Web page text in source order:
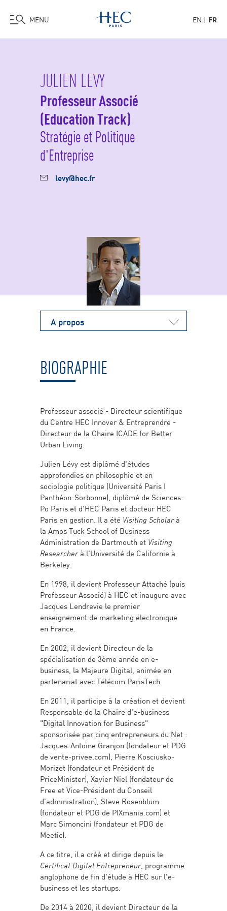
MENU EN FR
JULIEN LEVY
Professeur Associé
(Education Track)
Stratégie et Politique
d'Entreprise
levy@hec.fr
A propos
BIOGRAPHIE
Professeur associé - Directeur scientifique
du Centre HEC Innover & Entreprendre -
Directeur de la Chaire ICADE for Better
Urban Living.
Julien Lévy est diplômé d'études
approfondies en philosophie et en
sociologie politique (Université Paris I
Panthéon-Sorbonne), diplômé de Sciences-
Po Paris et d'HEC Paris et docteur HEC
Paris en gestion. Il a été Visiting Scholarà
la Amos Tuck School of Business
Administration de Dartmouth et Visiting
Researcherà l'Université de Californie à
Berkeley.
En 1998, il devient Professeur Attaché (puis
Professeur Associé) à HEC et inaugure avec
Jacques Lendrevie le premier
enseignement de marketing électronique
en France.
En 2002, il devient Directeur de la
spécialisation de 3ème année en e-
business, la Majeure Digital, animée en
partenariat avec Télécom ParisTech.
En 2011, il participe à la création et devient
Responsable de la Chaire d'e-business
"Digital Innovation for Business"
sponsorisée par cinq entrepreneurs du Net :
Jacques-Antoine Granjon (fondateur et PDG
de vente-privee.com), Pierre Kosciusko-
Morizet (fondateur et Président de
PriceMinister), Xavier Niel (fondateur de
Free et Vice-Président du Conseil
d'administration), Steve Rosenblum
(fondateur et PDG de PIXmania.com) et
Marc Simoncini (fondateur et PDG de
Meetic).
A ce titre, il a créé et dirige depuis le
Certificat Digital Entrepreneur, programme
anglophone de fin d'étude à HEC sur l'e-
business et les startups.
De 2014 à 2020, il devient Directeur de la